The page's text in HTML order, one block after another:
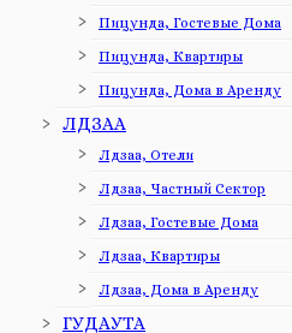
Пицунда, Гостевые Дома
Пицунда, Квартиры
Пицунда, Дома в Аренду
ЛДЗАА
Лдзаа, Отели
Лдзаа, Частный Сектор
Лдзаа, Гостевые Дома
Лдзаа, Квартиры
Лдзаа, Дома в Аренду
ГУДАУТА